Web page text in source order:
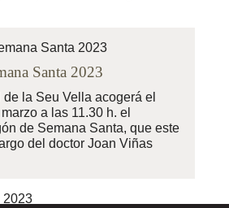
Santa 2023
de la Seu Vella acogerá el
a las 11.30 h. el
de Semana Santa, que este
del doctor Joan Viñas